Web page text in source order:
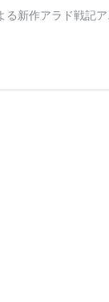
る新作アラド戦記